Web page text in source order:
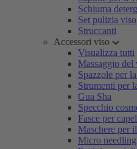
Schiuma
Set pulizia viso
Struccanti
Accessori viso
Visualizza tutti
Massaggio del
Spazzole per
Strumenti per
Gua Sha
Specchio
Fasce per
Maschere per
Micro needling